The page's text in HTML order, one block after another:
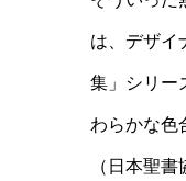
は、デザイ
集」シリー
わらかな色
（日本聖